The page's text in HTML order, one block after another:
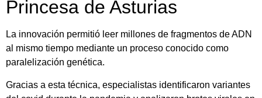
Princesa de Asturias
La innovación permitió leer millones de fragmentos de ADN
al mismo tiempo mediante un proceso conocido como
paralelización genética.
Gracias a esta técnica, especialistas identificaron variantes